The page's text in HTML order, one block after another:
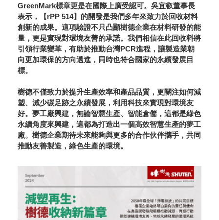
GreenMark標章更是在國際上廣受認可。吳宜叡董事長
表示，【rPP 514】的開發是我們多年來致力於回收材料
創新的成果。這項驗證不只凸顯樹德企業在材料研發的能
量，更是實現對環境友善的承諾。我們相信在此回收料將
引領行業變革，有助於推動台灣PCR進程，讓製造業朝
向更加環保的方向邁進，同時也符合國家的永續發展目
標。
樹德不僅致力於提升生產效率和產品品質，更關注如何減
塑、減少碳足跡之永續發展，利用科技來實現對環境友
好。夢工廠興建，無論智慧生產、智能倉儲，這都是綠色
永續角度來興建，這都為打造出一個高效智慧生產的夢工
廠。樹德企業期待未來能夠與更多的合作伙伴攜手，共同
推動友善製造，綠色生產的環境。